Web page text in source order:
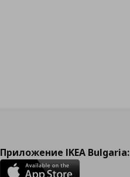
Приложение IKEA Bulgaria: